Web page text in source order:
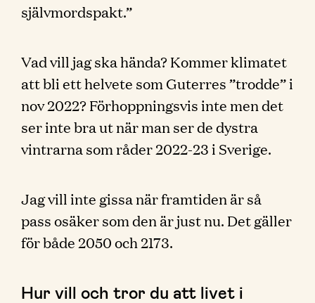
självmordspakt.”
Vad vill jag ska hända? Kommer klimatet
att bli ett helvete som Guterres ”trodde” i
nov 2022? Förhoppningsvis inte men det
ser inte bra ut när man ser de dystra
vintrarna som råder 2022-23 i Sverige.
Jag vill inte gissa när framtiden är så
pass osäker som den är just nu. Det gäller
för både 2050 och 2173.
Hur vill och tror du att livet i